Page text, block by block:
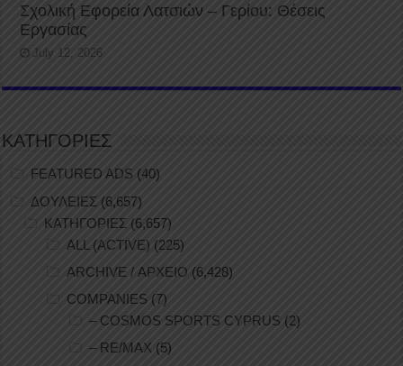
Σχολική Εφορεία Λατσιών – Γερίου: Θέσεις
Εργασίας
July 12, 2026
ΚΑΤΗΓΟΡΙΕΣ
FEATURED ADS (40)
ΔΟΥΛΕΙΕΣ (6,657)
ΚΑΤΗΓΟΡΙΕΣ (6,657)
ALL (ACTIVE) (225)
ARCHIVE / ΑΡΧΕΙΟ (6,428)
COMPANIES (7)
– COSMOS SPORTS CYPRUS (2)
– RE/MAX (5)